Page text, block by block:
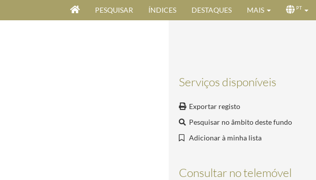
PESQUISAR ÍNDICES DESTAQUES MAIS PT
Serviços disponíveis
Exportar registo
Pesquisar no âmbito deste fundo
Adicionar à minha lista
Consultar no telemóvel